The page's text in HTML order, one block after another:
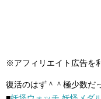
※アフィリエイト広告を
復活のはず＾＾極少数だ